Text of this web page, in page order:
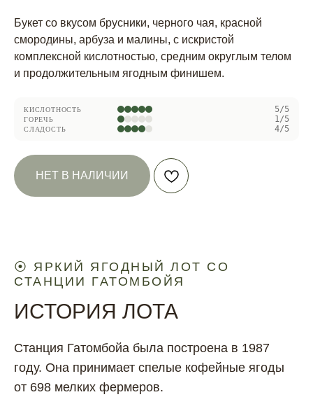
Букет со вкусом брусники, черного чая, красной
смородины, арбуза и малины, с искристой
комплексной кислотностью, средним округлым телом
и продолжительным ягодным финишем.
КИСЛОТНОСТЬ 5/5
ГОРЕЧЬ 1/5
СЛАДОСТЬ 4/5
НЕТ В НАЛИЧИИ
⦿ ЯРКИЙ ЯГОДНЫЙ ЛОТ СО
СТАНЦИИ ГАТОМБОЙЯ
ИСТОРИЯ ЛОТА
Станция Гатомбойа была построена в 1987
году. Она принимает спелые кофейные ягоды
от 698 мелких фермеров.